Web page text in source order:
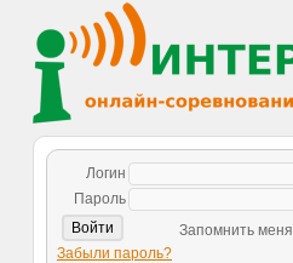
Логин
Пароль
Запомнить меня
Забыли пароль?